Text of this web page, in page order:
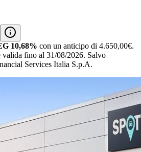
10,68% con un anticipo di 4.650,00€.
valida fino al 31/08/2026. Salvo
Services Italia S.p.A.